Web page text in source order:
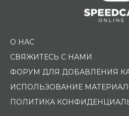
О НАС
СВЯЖИТЕСЬ С НАМИ
ФОРУМ ДЛЯ ДОБАВЛЕНИЯ
ИСПОЛЬЗОВАНИЕ
ПОЛИТИКА